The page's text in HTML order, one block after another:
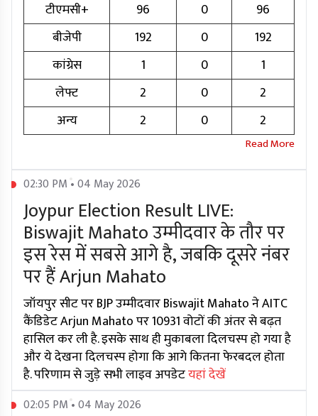
टीएमसी+
96 0
96
बीजेपी
192 0
192
कांग्रेस
1 0
1
लेफ्ट
2 0
2
अन्य
2 0 2
02:30 PM • 04 May 2026
Joypur Election Result LIVE:
Biswajit Mahato उम्मीदवार के तौर पर
इस रेस में सबसे आगे है, जबकि दूसरे नंबर
पर हैं Arjun Mahato
जॉयपुर सीट पर BJP उम्मीदवार Biswajit Mahato ने AITC
कैंडिडेट Arjun Mahato पर 10931 वोटों की अंतर से बढ़त
हासिल कर ली है. इसके साथ ही मुकाबला दिलचस्प हो गया है
और ये देखना दिलचस्प होगा कि आगे कितना फेरबदल होता
है. परिणाम से जुड़े सभी लाइव अपडेटयहां देखें
02:05 PM • 04 May 2026